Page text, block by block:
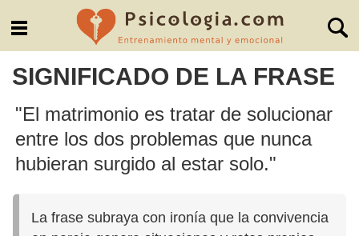
SIGNIFICADO DE LA FRASE
"El matrimonio es tratar de solucionar
entre los dos problemas que nunca
hubieran surgido al estar solo."
La frase subraya con ironía que la convivencia